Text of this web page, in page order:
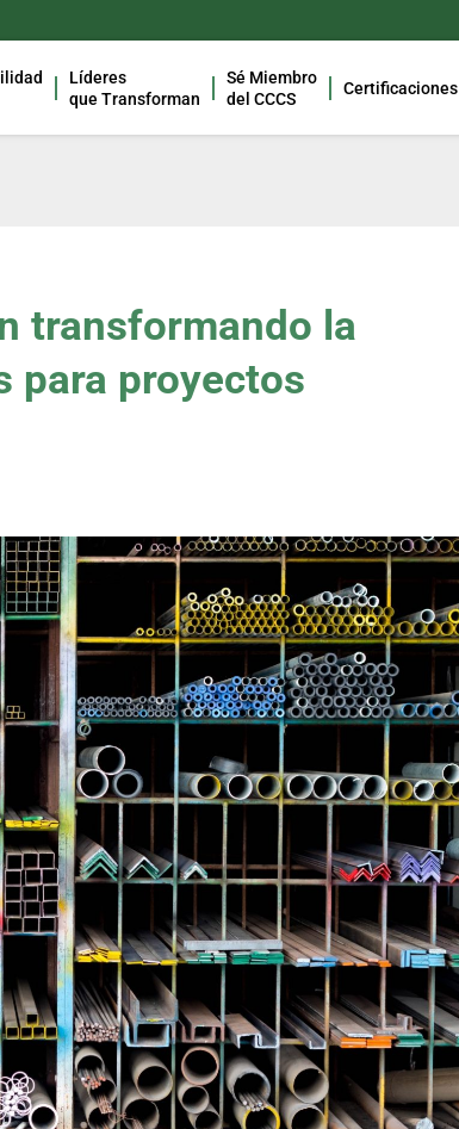
Líderes
que Transforman
Sé Miembro
del CCCS
Certificaciones
transformando la
para proyectos